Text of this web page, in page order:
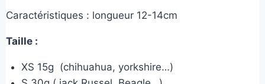
Caractéristiques : longueur 12-14cm
Taille :
XS 15g (chihuahua, yorkshire…)